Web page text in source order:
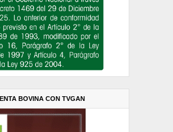
BOVINA CON TVGAN